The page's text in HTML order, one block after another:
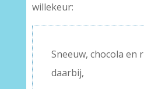
willekeur:
Sneeuw, chocola en
daarbij,